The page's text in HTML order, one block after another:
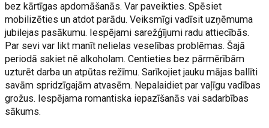
bez kārtīgas apdomāšanās. Var paveikties. Spēsiet
mobilizēties un atdot parādu. Veiksmīgi vadīsit uzņēmuma
jubilejas pasākumu. Iespējami sarežģījumi radu attiecībās.
Par sevi var likt manīt nelielas veselības problēmas. Šajā
periodā sakiet nē alkoholam. Centieties bez pārmērībām
uzturēt darba un atpūtas režīmu. Sarīkojiet jauku mājas ballīti
savām spridzīgajām atvasēm. Nepalaidiet par vaļīgu vadības
grožus. Iespējama romantiska iepazīšanās vai sadarbības
sākums.